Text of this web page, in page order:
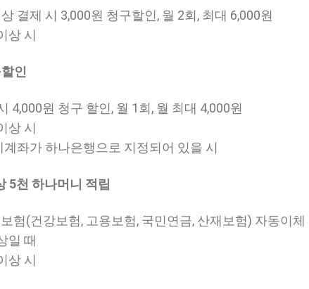
결제 시 3,000원 청구할인, 월 2회, 최대 6,000원
상 시
인
4,000원 청구 할인, 월 1회, 월 최대 4,000원
상 시
좌가 하나은행으로 지정되어 있을 시
5천 하나머니 적립
험(건강보험, 고용보험, 국민연금, 산재보험) 자동이체
일 때
상 시